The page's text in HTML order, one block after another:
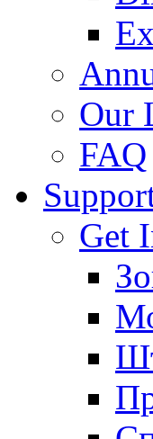
Our
FAQ
Get